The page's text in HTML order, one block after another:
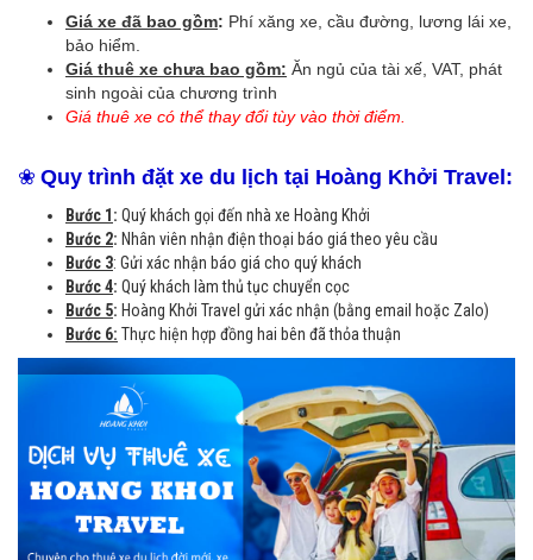
Giá xe đã bao gồm: Phí xăng xe, cầu đường, lương lái xe,
bảo hiểm.
Giá thuê xe chưa bao gồm: Ăn ngủ của tài xế, VAT, phát
sinh ngoài của chương trình
Giá thuê xe có thể thay đổi tùy vào thời điểm.
❀ Quy trình đặt xe du lịch tại Hoàng Khởi Travel:
Bước 1 : Quý khách gọi đến nhà xe Hoàng Khởi
Bước 2: Nhân viên nhận điện thoại báo giá theo yêu cầu
Bước 3: Gửi xác nhận báo giá cho quý khách
Bước 4: Quý khách làm thủ tục chuyển cọc
Bước 5: Hoàng Khởi Travel gửi xác nhận (bằng email hoặc Zalo)
Bước 6: Thực hiện hợp đồng hai bên đã thỏa thuận